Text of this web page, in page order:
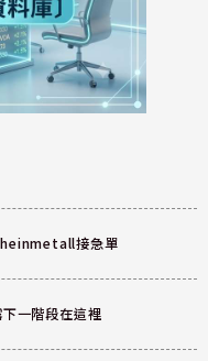
接急單
一階段在這裡